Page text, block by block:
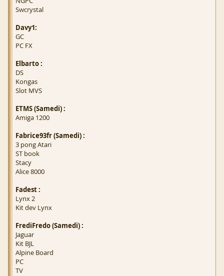
Swcrystal
Davy1:
GC
PC FX
Elbarto :
DS
Kongas
Slot MVS
ETMS (Samedi) :
Amiga 1200
Fabrice93fr (Samedi) :
3 pong Atari
ST book
Stacy
Alice 8000
Fadest :
Lynx 2
Kit dev Lynx
FrediFredo (Samedi) :
Jaguar
Kit BJL
Alpine Board
PC
TV